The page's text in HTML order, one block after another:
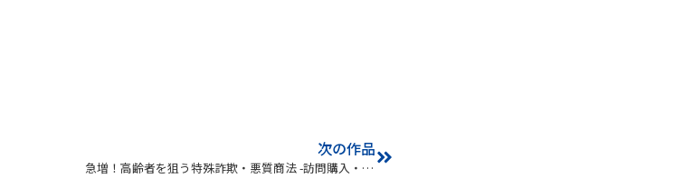
次の作品
急増！高齢者を狙う特殊詐欺・悪質商法 -訪問購入・点検商法・投資詐欺-（高齢者向け）